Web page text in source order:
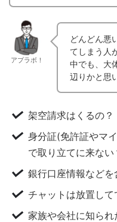
アプラボ！
どんどん悪
てしまう人
中でも、大
辺りかと思
架空請求はくるの？
身分証(免許証やマ
で取り立てに来ない
銀行口座情報などを
チャットは放置して
家族や会社に知られ